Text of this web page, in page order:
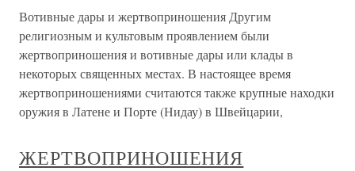
Вотивные дары и жертвоприношения Другим
религиозным и культовым проявлением были
жертвоприношения и вотивные дары или клады в
некоторых священных местах. В настоящее время
жертвоприношениями считаются также крупные находки
оружия в Латене и Порте (Нидау) в Швейцарии,
ЖЕРТВОПРИНОШЕНИЯ